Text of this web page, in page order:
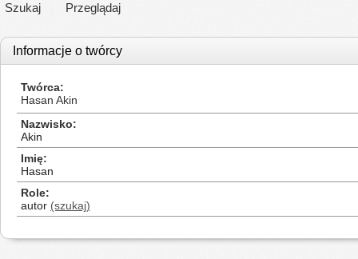
Szukaj Przeglądaj
Informacje o twórcy
Twórca
Hasan Akin
Nazwisko
Akin
Imię
Hasan
Role
autor (szukaj)